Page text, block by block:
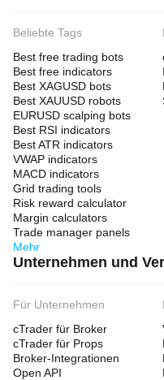
Beliebte Tags
Best free trading bots
Best free indicators
Best XAGUSD bots
Best XAUUSD robots
EURUSD scalping bots
Best RSI indicators
Best ATR indicators
VWAP indicators
MACD indicators
Grid trading tools
Risk reward calculator
Margin calculators
Trade manager panels
Mehr
Unternehmen und
Für Unternehmen
cTrader für Broker
cTrader für Props
Broker-Integrationen
Open API